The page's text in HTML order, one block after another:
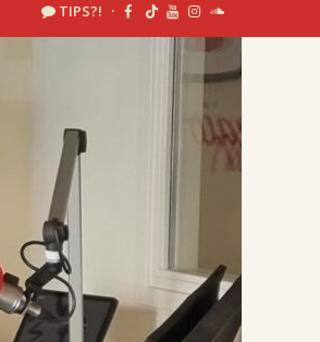
TIPS?! ·
uur 1 van 2
Volgend uur